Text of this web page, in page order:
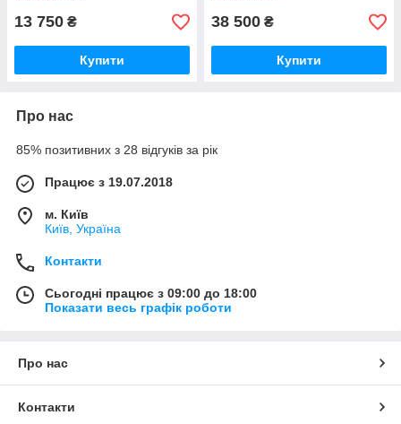
13 750 ₴
Купити
38 500 ₴
Купити
Про нас
85% позитивних з 28 відгуків за рік
Працює з 19.07.2018
м. Київ
Київ, Україна
Контакти
Сьогодні працює з 09:00 до 18:00
Показати весь графік роботи
Про нас
Контакти